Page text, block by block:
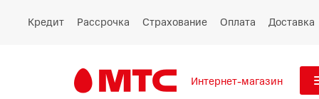
Кредит Рассрочка Страхование Оплата Доставка
Интернет-магазин